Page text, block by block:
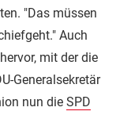
"Das müssen
Auch
mit der die
Generalsekretär
nun die SPD